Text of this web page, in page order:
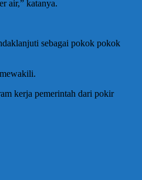
air,” katanya.
sebagai pokok pokok
kerja pemerintah dari pokir